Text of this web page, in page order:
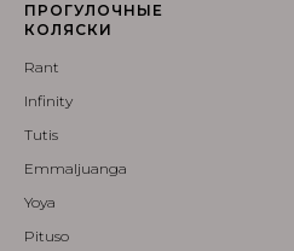
ПРОГУЛОЧНЫЕ
КОЛЯСКИ
Rant
Infinity
Tutis
Emmaljuanga
Yoya
Pituso